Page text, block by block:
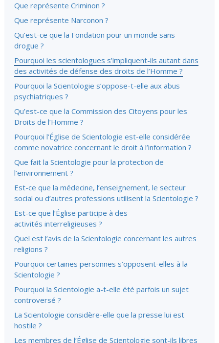
Que représente Criminon ?
Que représente Narconon ?
Qu’est-ce que la Fondation pour un monde sans
drogue ?
Pourquoi les scientologues s’impliquent-ils autant dans
des activités de défense des droits de l’Homme ?
Pourquoi la Scientologie s’oppose-t-elle aux abus
psychiatriques ?
Qu’est-ce que la Commission des Citoyens pour les
Droits de l’Homme ?
Pourquoi l’Église de Scientologie est-elle considérée
comme novatrice concernant le droit à l’information ?
Que fait la Scientologie pour la protection de
l’environnement ?
Est-ce que la médecine, l’enseignement, le secteur
social ou d’autres professions utilisent la Scientologie ?
Est-ce que l’Église participe à des
activités interreligieuses ?
Quel est l’avis de la Scientologie concernant les autres
religions ?
Pourquoi certaines personnes s’opposent-elles à la
Scientologie ?
Pourquoi la Scientologie a-t-elle été parfois un sujet
controversé ?
La Scientologie considère-elle que la presse lui est
hostile ?
Les membres de l’Église de Scientologie sont-ils libres